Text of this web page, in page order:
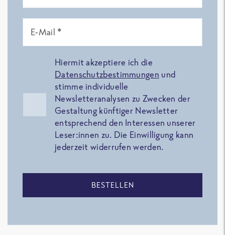
E-Mail *
Hiermit akzeptiere ich die
Datenschutzbestimmungen und
stimme individuelle
Newsletteranalysen zu Zwecken der
Gestaltung künftiger Newsletter
entsprechend den Interessen unserer
Leser:innen zu. Die Einwilligung kann
jederzeit widerrufen werden.
BESTELLEN